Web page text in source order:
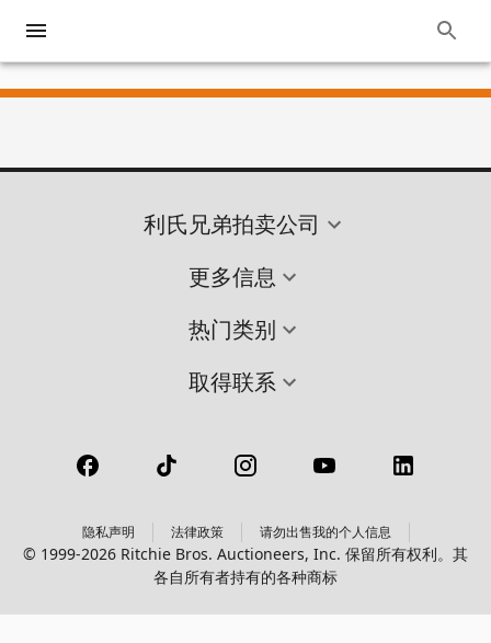
利氏兄弟拍卖公司
更多信息
热门类别
取得联系
隐私声明 法律政策 请勿出售我的个人信息
© 1999-2026 Ritchie Bros. Auctioneers, Inc. 保留所有权利。其
各自所有者持有的各种商标